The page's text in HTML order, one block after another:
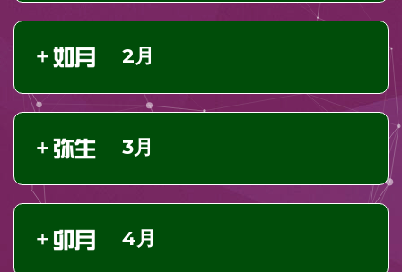
2月
3月
4月